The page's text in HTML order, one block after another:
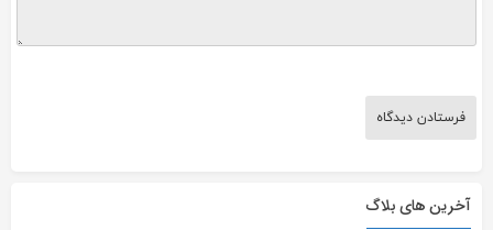
آخرین های بلاگ